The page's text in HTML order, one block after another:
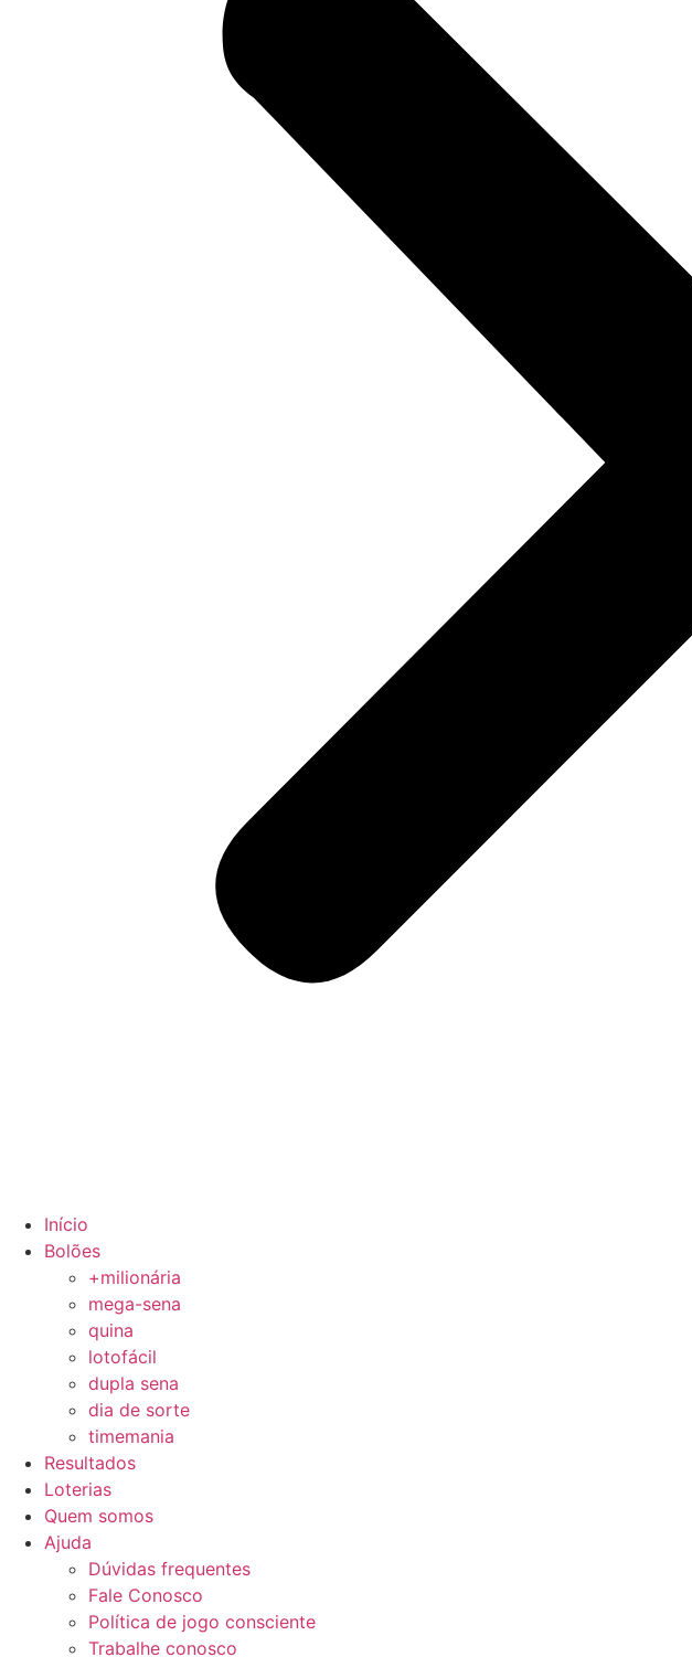
Início
Bolões
+milionária
mega-sena
quina
lotofácil
dupla sena
dia de sorte
timemania
Resultados
Loterias
Quem somos
Ajuda
Dúvidas frequentes
Fale Conosco
Política de jogo consciente
Trabalhe conosco